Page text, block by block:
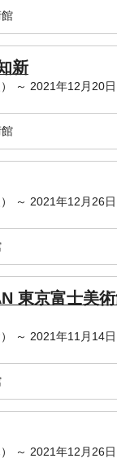
新
～ 2021年12月20日
～ 2021年12月26日
東京富士美
～ 2021年11月14日
～ 2021年12月26日